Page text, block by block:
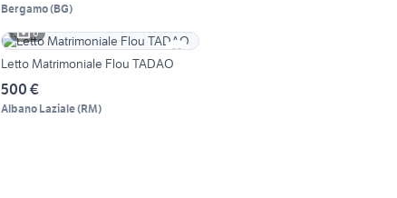
Bergamo(BG)
6
Letto Matrimoniale Flou TADAO
500 €
Albano Laziale(RM)